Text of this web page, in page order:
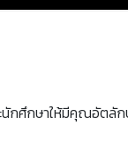
กศึกษาให้มีคุณอัตลั